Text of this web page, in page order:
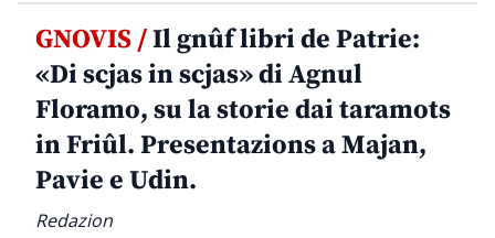
GNOVIS /Il gnûf libri de Patrie:
«Di scjas in scjas» di Agnul
Floramo, su la storie dai taramots
in Friûl. Presentazions a Majan,
Pavie e Udin.
Redazion